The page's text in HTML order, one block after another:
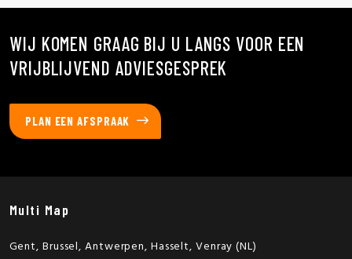
WIJ KOMEN GRAAG BIJ U LANGS VOOR EEN
VRIJBLIJVEND ADVIESGESPREK
PLAN EEN AFSPRAAK
Multi Map
Gent, Brussel, Antwerpen, Hasselt, Venray (NL)